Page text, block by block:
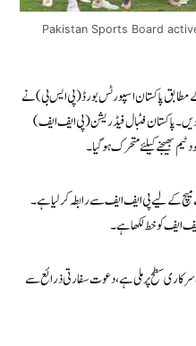
Pakistan Sports Board
پاکستان اسپورٹس بورڈ (پی ایس بی) نے
پاکستان فٹبال فیڈریشن (پی ایف ایف)
بھیجنے کیلئے متحرک ہوگیا۔
میچ کےلیے پی ایف ایف سے رابطہ کرلیا ہے۔
ایف کو خط لکھا ہے۔
سطح پر ملی ہے، دعوت سفارتی ذرائع سے